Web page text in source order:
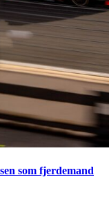
som fjerdemand